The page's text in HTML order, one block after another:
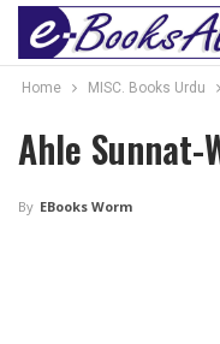
Home MISC. Books Urdu
Ahle Sunnat-
By EBooks Worm